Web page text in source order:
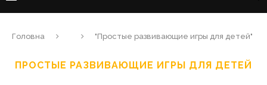
Головна "Простые развивающие игры для детей"
ПРОСТЫЕ РАЗВИВАЮЩИЕ ИГРЫ ДЛЯ ДЕТЕЙ